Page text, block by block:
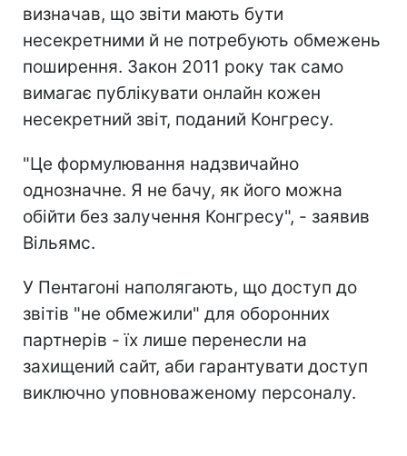
визначав, що звіти мають бути
несекретними й не потребують обмежень
поширення. Закон 2011 року так само
вимагає публікувати онлайн кожен
несекретний звіт, поданий Конгресу.
"Це формулювання надзвичайно
однозначне. Я не бачу, як його можна
обійти без залучення Конгресу", - заявив
Вільямс.
У Пентагоні наполягають, що доступ до
звітів "не обмежили" для оборонних
партнерів - їх лише перенесли на
захищений сайт, аби гарантувати доступ
виключно уповноваженому персоналу.